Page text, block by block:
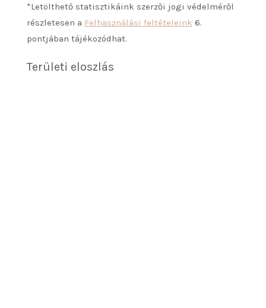
*Letölthető statisztikáink szerzői jogi védelméről
részletesen a Felhasználási feltételeink 6.
pontjában tájékozódhat.
Területi eloszlás